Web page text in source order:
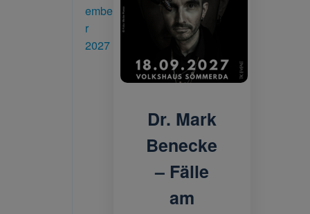
embe
r
2027
Dr. Mark
Benecke
– Fälle
am